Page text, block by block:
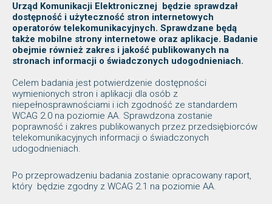
Urząd Komunikacji Elektronicznej będzie sprawdzał
dostępność i użyteczność stron internetowych
operatorów telekomunikacyjnych. Sprawdzane będą
także mobilne strony internetowe oraz aplikacje. Badanie
obejmie również zakres i jakość publikowanych na
stronach informacji o świadczonych udogodnieniach.
Celem badania jest potwierdzenie dostępności
wymienionych stron i aplikacji dla osób z
niepełnosprawnościami i ich zgodność ze standardem
WCAG 2.0 na poziomie AA. Sprawdzona zostanie
poprawność i zakres publikowanych przez przedsiębiorców
telekomunikacyjnych informacji o świadczonych
udogodnieniach.
Po przeprowadzeniu badania zostanie opracowany raport,
który będzie zgodny z WCAG 2.1 na poziomie AA.